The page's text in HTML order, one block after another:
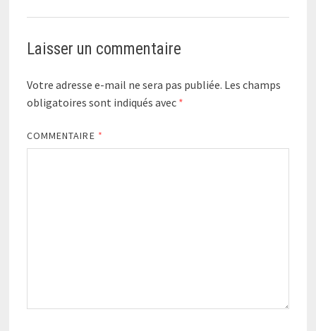
Laisser un commentaire
Votre adresse e-mail ne sera pas publiée. Les champs
obligatoires sont indiqués avec *
COMMENTAIRE *